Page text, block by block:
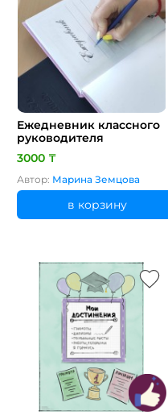
Ежедневник классного
руководителя
3000 ₸
Автор: Марина Земцова
в корзину